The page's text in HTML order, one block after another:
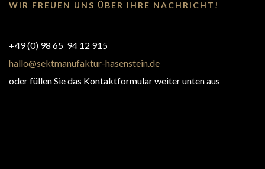
WIR FREUEN UNS ÜBER IHRE NACHRICHT!
+49 (0) 98 65 94 12 915
hallo@sektmanufaktur-hasenstein.de
oder füllen Sie das Kontaktformular weiter unten aus